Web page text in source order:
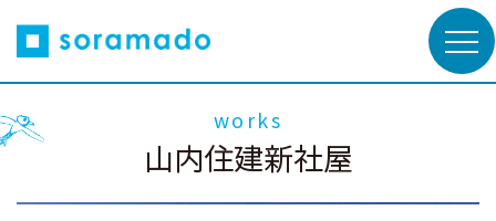
works
山内住建新社屋